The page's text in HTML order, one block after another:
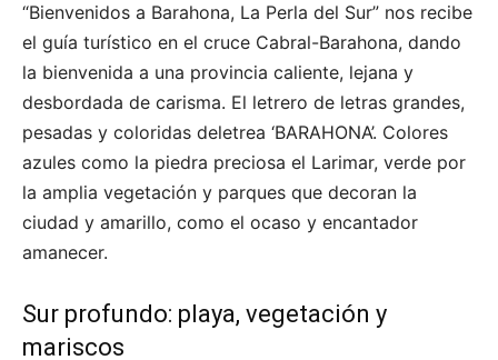
“Bienvenidos a Barahona, La Perla del Sur” nos recibe
el guía turístico en el cruce Cabral-Barahona, dando
la bienvenida a una provincia caliente, lejana y
desbordada de carisma. El letrero de letras grandes,
pesadas y coloridas deletrea ‘BARAHONA’. Colores
azules como la piedra preciosa el Larimar, verde por
la amplia vegetación y parques que decoran la
ciudad y amarillo, como el ocaso y encantador
amanecer.
Sur profundo: playa, vegetación y
mariscos